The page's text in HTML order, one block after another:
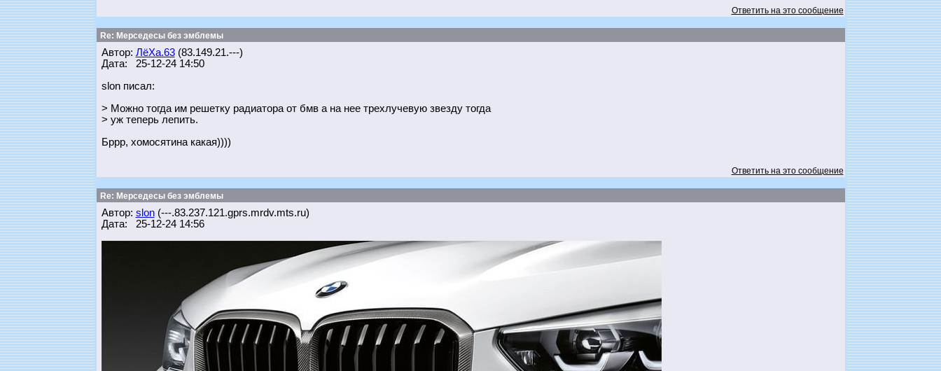
Ответить на это сообщение
Re: Мерседесы без эмблемы
Автор: ЛёХа.63(83.149.21.---)
Дата: 25-12-24 14:50
slon писал:
> Можно тогда им решетку радиатора от бмв а на нее трехлучевую звезду тогда
> уж теперь лепить.
Бррр, хомосятина какая))))
Ответить на это сообщение
Re: Мерседесы без эмблемы
Автор: slon(---.83.237.121.gprs.mrdv.mts.ru)
Дата: 25-12-24 14:56